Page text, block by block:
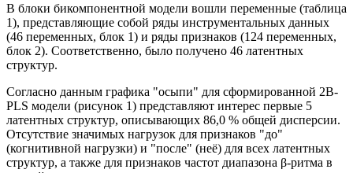
В блоки бикомпонентной модели вошли переменные (таблица
1), представляющие собой ряды инструментальных данных
(46 переменных, блок 1) и ряды признаков (124 переменных,
блок 2). Соответственно, было получено 46 латентных
структур.
Согласно данным графика "осыпи" для сформированной 2B-
PLS модели (рисунок 1) представляют интерес первые 5
латентных структур, описывающих 86,0 % общей дисперсии.
Отсутствие значимых нагрузок для признаков "до"
(когнитивной нагрузки) и "после" (неё) для всех латентных
структур, а также для признаков частот диапазона β-ритма в